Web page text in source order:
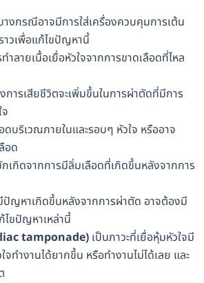
างกรณีอาจมีการใส่เครื่องควบคุมการเต้น
าวเพื่อแก้ไขปัญหานี้
ำลายเนื้อเยื่อหัวใจจากการขาดเลือดที่ไหล
การเสียชีวิตจะเพิ่มขึ้นในการผ่าตัดที่มีการ
ดบริเวณภายในและรอบๆ หัวใจ หรืออาจ
อด
เกิดจากการมีลิ่มเลือดที่เกิดขึ้นหลังจากการ
ปัญหาเกิดขึ้นหลังจากการผ่าตัด อาจต้องมี
ไขปัญหาเหล่านี้
tamponade) เป็นภาวะที่เยื่อหุ้มหัวใจมี
จทำงานได้ยากขึ้น หรือทำงานไม่ได้เลย และ